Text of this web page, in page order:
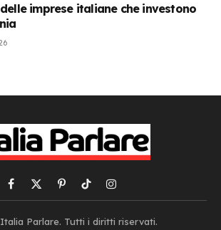
imprese italiane che investono
Facebook
X
(Twitter)
PinterestTikTokInstagram
Parlare. Tutti i diritti riservati.